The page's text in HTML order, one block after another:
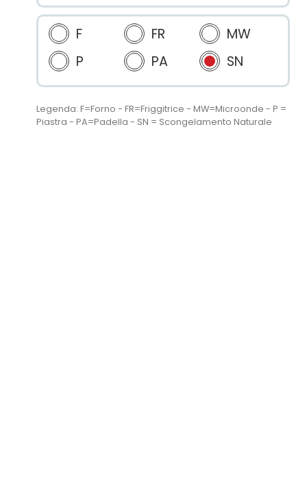
F FR
MW
P
PA SN
Legenda: F=Forno - FR=Friggitrice - MW=Microonde - P =
Piastra - PA=Padella - SN = Scongelamento Naturale